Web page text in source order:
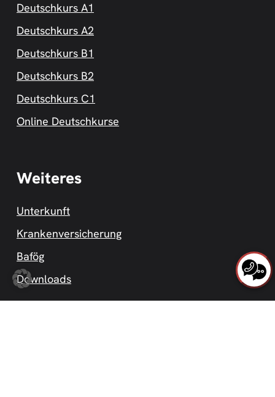
Deutschkurs A1
Deutschkurs A2
Deutschkurs B1
Deutschkurs B2
Deutschkurs C1
Online Deutschkurse
Weiteres
Unterkunft
Krankenversicherung
Bafög
Downloads